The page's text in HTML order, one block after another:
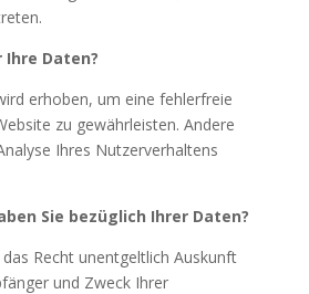
Daten?
erhoben, um eine fehlerfreie
zu gewährleisten. Andere
Ihres Nutzerverhaltens
Sie bezüglich Ihrer Daten?
Recht unentgeltlich Auskunft
und Zweck Ihrer